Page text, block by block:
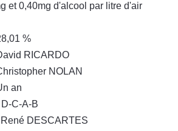
et 0,40mg d'alcool par litre d'air
%
RICARDO
NOLAN
an
C-A-B
DESCARTES